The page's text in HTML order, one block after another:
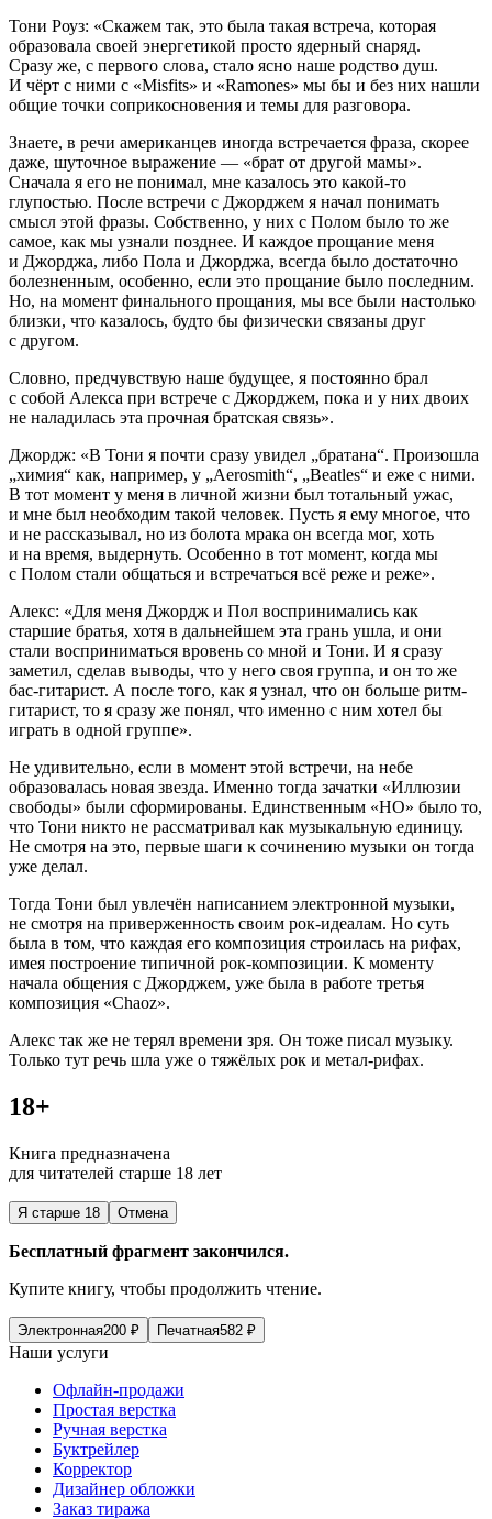
Тони Роуз: «Скажем так, это была такая встреча, которая
образовала своей энергетикой просто ядерный снаряд.
Сразу же, с первого слова, стало ясно наше родство душ.
И чёрт с ними с «Misfits» и «Ramones» мы бы и без них нашли
общие точки соприкосновения и темы для разговора.
Знаете, в речи американцев иногда встречается фраза, скорее
даже, шуточное выражение — «брат от другой мамы».
Сначала я его не понимал, мне казалось это какой-то
глупостью. После встречи с Джорджем я начал понимать
смысл этой фразы. Собственно, у них с Полом было то же
самое, как мы узнали позднее. И каждое прощание меня
и Джорджа, либо Пола и Джорджа, всегда было достаточно
болезненным, особенно, если это прощание было последним.
Но, на момент финального прощания, мы все были настолько
близки, что казалось, будто бы физически связаны друг
с другом.
Словно, предчувствую наше будущее, я постоянно брал
с собой Алекса при встрече с Джорджем, пока и у них двоих
не наладилась эта прочная братская связь».
Джордж: «В Тони я почти сразу увидел „братана“. Произошла
„химия“ как, например, у „Aerosmith“, „Beatles“ и еже с ними.
В тот момент у меня в личной жизни был тотальный ужас,
и мне был необходим такой человек. Пусть я ему многое, что
и не рассказывал, но из болота мрака он всегда мог, хоть
и на время, выдернуть. Особенно в тот момент, когда мы
с Полом стали общаться и встречаться всё реже и реже».
Алекс: «Для меня Джордж и Пол воспринимались как
старшие братья, хотя в дальнейшем эта грань ушла, и они
стали восприниматься вровень со мной и Тони. И я сразу
заметил, сделав выводы, что у него своя группа, и он то же
бас-гитарист. А после того, как я узнал, что он больше ритм-
гитарист, то я сразу же понял, что именно с ним хотел бы
играть в одной группе».
Не удивительно, если в момент этой встречи, на небе
образовалась новая звезда. Именно тогда зачатки «Иллюзии
свободы» были сформированы. Единственным «НО» было то,
что Тони никто не рассматривал как музыкальную единицу.
Не смотря на это, первые шаги к сочинению музыки он тогда
уже делал.
Тогда Тони был увлечён написанием электронной музыки,
не смотря на приверженность своим рок-идеалам. Но суть
была в том, что каждая его композиция строилась на рифах,
имея построение типичной рок-композиции. К моменту
начала общения с Джорджем, уже была в работе третья
композиция «Chaoz».
Алекс так же не терял времени зря. Он тоже писал музыку.
Только тут речь шла уже о тяжёлых рок и метал-рифах.
18+
Книга предназначена
для читателей старше 18 лет
Я старше 18 Отмена
Бесплатный фрагмент закончился.
Купите книгу, чтобы продолжить чтение.
Электронная200 ₽ Печатная582 ₽
Наши услуги
Офлайн-продажи
Простая верстка
Ручная верстка
Буктрейлер
Корректор
Дизайнер обложки
Заказ тиража